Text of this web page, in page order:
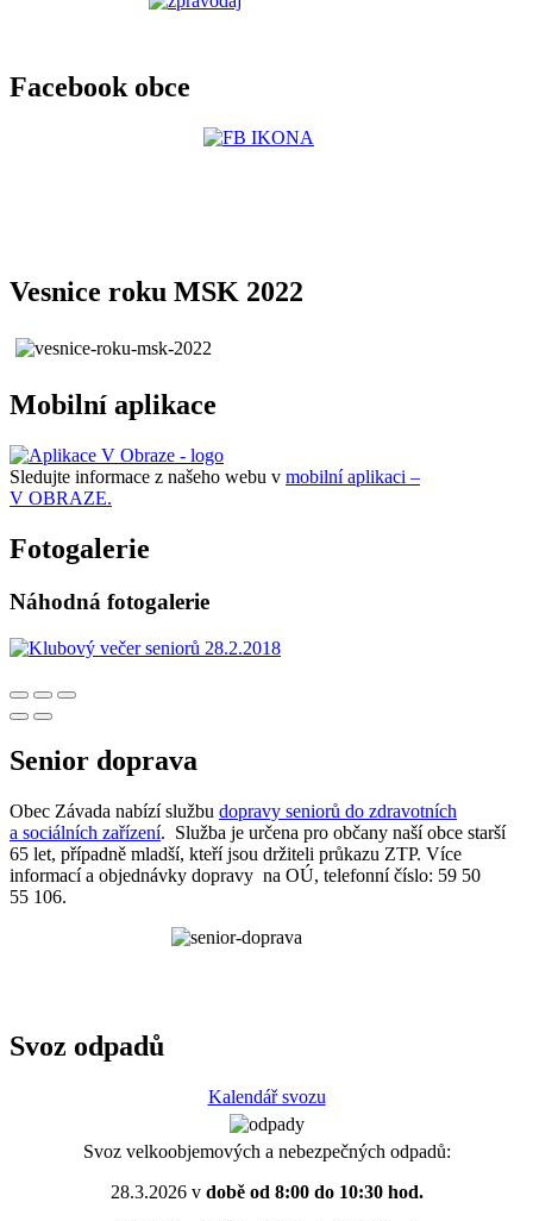
Facebook obce
Vesnice roku MSK 2022
Mobilní aplikace
Sledujte informace z našeho webu v mobilní aplikaci –
V OBRAZE.
Fotogalerie
Náhodná fotogalerie
Senior doprava
Obec Závada nabízí službu dopravy seniorů do zdravotních
a sociálních zařízení. Služba je určena pro občany naší obce starší
65 let, případně mladší, kteří jsou držiteli průkazu ZTP. Více
informací a objednávky dopravy na OÚ, telefonní číslo: 59 50
55 106.
Svoz odpadů
Kalendář svozu
Svoz velkoobjemových a nebezpečných odpadů:
28.3.2026 vdobě od 8:00 do 10:30 hod.